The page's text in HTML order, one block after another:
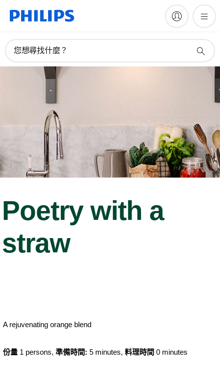
您想尋找什麼？
Poetry with a
straw
A rejuvenating orange blend
份量 1 persons, 準備時間: 5 minutes, 料理時間 0 minutes